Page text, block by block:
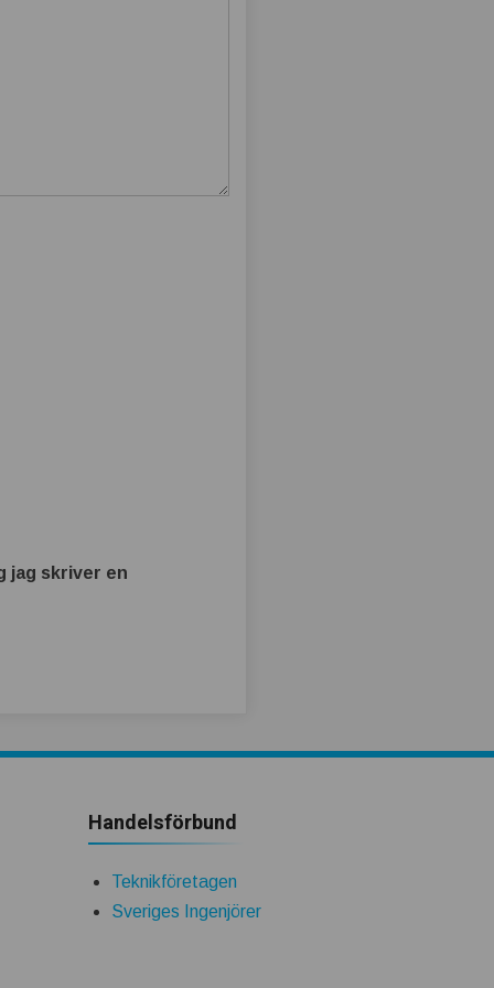
jag skriver en
Handelsförbund
Teknikföretagen
Sveriges Ingenjörer